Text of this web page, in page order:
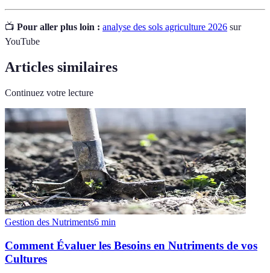
📺 Pour aller plus loin : analyse des sols agriculture 2026 sur
YouTube
Articles similaires
Continuez votre lecture
Gestion des Nutriments6 min
Comment Évaluer les Besoins en Nutriments de vos
Cultures